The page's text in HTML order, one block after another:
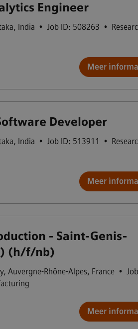
Engineer
, India • Job ID: 508263 •
Meer
Developer
, India • Job ID: 513911 •
Meer
- Saint-Genis-
(h/f/nb)
, Auvergne-Rhône-Alpes, France •
Meer